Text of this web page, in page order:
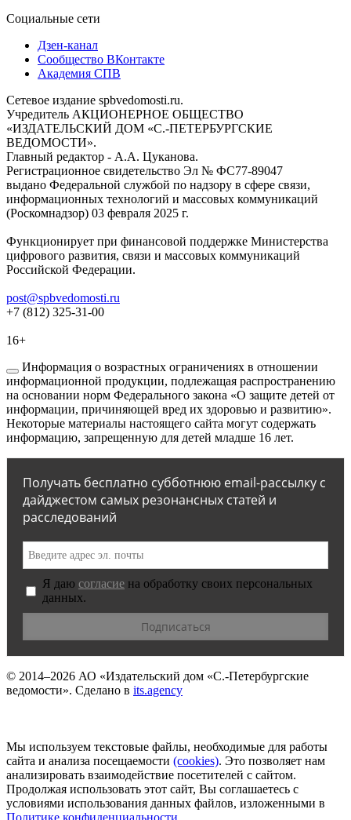
Социальные сети
Дзен-канал
Сообщество ВКонтакте
Академия СПВ
Сетевое издание spbvedomosti.ru.
Учредитель АКЦИОНЕРНОЕ ОБЩЕСТВО
«ИЗДАТЕЛЬСКИЙ ДОМ «С.-ПЕТЕРБУРГСКИЕ
ВЕДОМОСТИ».
Главный редактор - А.А. Цуканова.
Регистрационное свидетельство Эл № ФС77-89047
выдано Федеральной службой по надзору в сфере связи,
информационных технологий и массовых коммуникаций
(Роскомнадзор) 03 февраля 2025 г.
Функционирует при финансовой поддержке Министерства
цифрового развития, связи и массовых коммуникаций
Российской Федерации.
post@spbvedomosti.ru
+7 (812) 325-31-00
16+
Информация о возрастных ограничениях в отношении
информационной продукции, подлежащая распространению
на основании норм Федерального закона «О защите детей от
информации, причиняющей вред их здоровью и развитию».
Некоторые материалы настоящего сайта могут содержать
информацию, запрещенную для детей младше 16 лет.
Получать бесплатно субботнюю email-рассылку с
дайджестом самых резонансных статей и
расследований
Я даю согласие на обработку своих персональных
данных.
© 2014–2026 АО «Издательский дом «С.-Петербургские
ведомости». Сделано в its.agency
Мы используем текстовые файлы, необходимые для работы
сайта и анализа посещаемости (сookies). Это позволяет нам
анализировать взаимодействие посетителей с сайтом.
Продолжая использовать этот сайт, Вы соглашаетесь с
условиями использования данных файлов, изложенными в
Политике конфиденциальности